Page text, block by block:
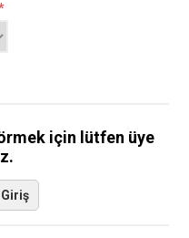
için lütfen üye
Giriş